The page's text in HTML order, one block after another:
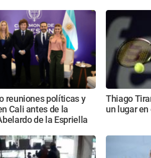
reuniones políticas y
Cali antes de la
de la Espriella
Thiago
un lugar en